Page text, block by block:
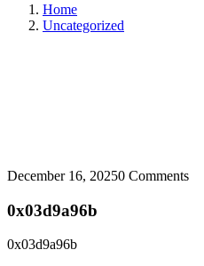
Home
Uncategorized
December 16, 20250 Comments
0x03d9a96b
0x03d9a96b